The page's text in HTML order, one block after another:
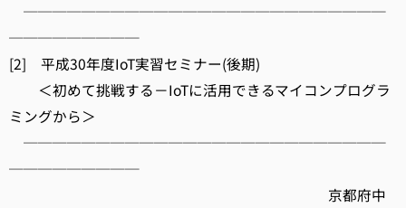
─────────────────────────
─────────
[2] 平成30年度IoT実習セミナー(後期)
＜初めて挑戦する－IoTに活用できるマイコンプログラ
ミングから＞
─────────────────────────
─────────
京都府中